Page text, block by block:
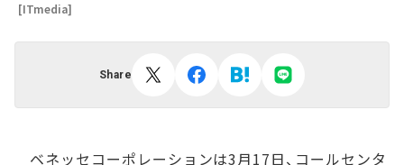
[ITmedia]
Share
ベネッセコーポレーションは3月17日、コールセンタ